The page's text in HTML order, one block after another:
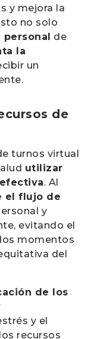
y mejora la
no solo
de
la
un
de
turnos virtual
utilizar
. Al
el flujo de
y
evitando el
momentos
del
de los
y el
recursos